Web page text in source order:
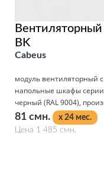
BK
Cabeus
модуль вентиляторный
напольные шкафы серии
черный (RAL 9004),
81 смн.
x 24 мес.
Цена 1 485 смн.